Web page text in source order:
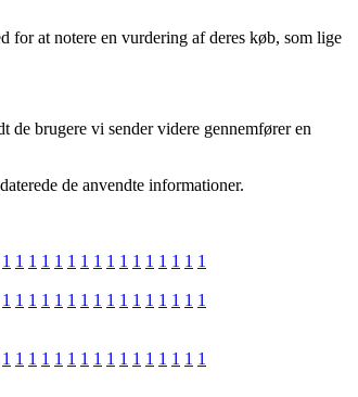
for at notere en vurdering af deres køb, som lige
brugere vi sender videre gennemfører en
de anvendte informationer.
1 1 1 1 1 1 1 1 1 1 1 1 1 1 1 1
1 1 1 1 1 1 1 1 1 1 1 1 1 1 1 1
1 1 1 1 1 1 1 1 1 1 1 1 1 1 1 1